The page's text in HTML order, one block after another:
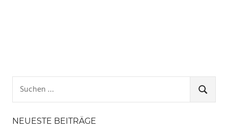
nach:
SUCHEN
NEUESTE BEITRÄGE